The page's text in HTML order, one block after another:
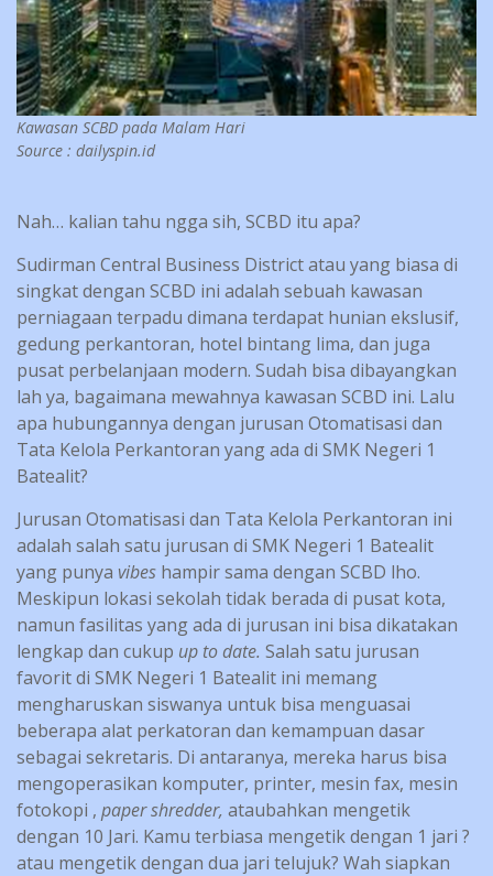
Kawasan SCBD pada Malam Hari
Source : dailyspin.id
Nah… kalian tahu ngga sih, SCBD itu apa?
Sudirman Central Business District atau yang biasa di
singkat dengan SCBD ini adalah sebuah kawasan
perniagaan terpadu dimana terdapat hunian ekslusif,
gedung perkantoran, hotel bintang lima, dan juga
pusat perbelanjaan modern. Sudah bisa dibayangkan
lah ya, bagaimana mewahnya kawasan SCBD ini. Lalu
apa hubungannya dengan jurusan Otomatisasi dan
Tata Kelola Perkantoran yang ada di SMK Negeri 1
Batealit?
Jurusan Otomatisasi dan Tata Kelola Perkantoran ini
adalah salah satu jurusan di SMK Negeri 1 Batealit
yang punya vibes hampir sama dengan SCBD lho.
Meskipun lokasi sekolah tidak berada di pusat kota,
namun fasilitas yang ada di jurusan ini bisa dikatakan
lengkap dan cukup up to date. Salah satu jurusan
favorit di SMK Negeri 1 Batealit ini memang
mengharuskan siswanya untuk bisa menguasai
beberapa alat perkatoran dan kemampuan dasar
sebagai sekretaris. Di antaranya, mereka harus bisa
mengoperasikan komputer, printer, mesin fax, mesin
fotokopi , paper shredder, ataubahkan mengetik
dengan 10 Jari. Kamu terbiasa mengetik dengan 1 jari ?
atau mengetik dengan dua jari telujuk? Wah siapkan